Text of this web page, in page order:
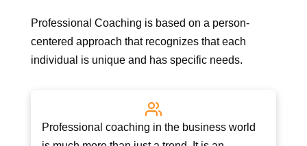
Professional Coaching is based on a person-
centered approach that recognizes that each
individual is unique and has specific needs.
Professional coaching in the business world